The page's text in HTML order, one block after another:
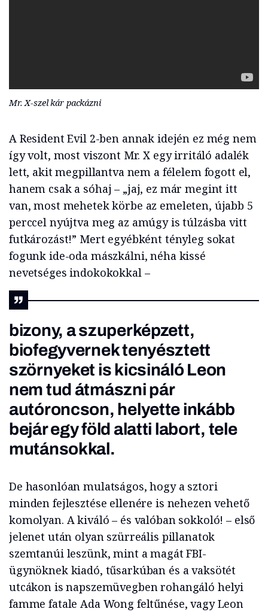
Mr. X-szel kár packázni
A Resident Evil 2-ben annak idején ez még nem
így volt, most viszont Mr. X egy irritáló adalék
lett, akit megpillantva nem a félelem fogott el,
hanem csak a sóhaj – „jaj, ez már megint itt
van, most mehetek körbe az emeleten, újabb 5
perccel nyújtva meg az amúgy is túlzásba vitt
futkározást!” Mert egyébként tényleg sokat
fogunk ide-oda mászkálni, néha kissé
nevetséges indokokokkal –
bizony, a szuperképzett,
biofegyvernek tenyésztett
szörnyeket is kicsináló Leon
nem tud átmászni pár
autóroncson, helyette inkább
bejár egy föld alatti labort, tele
mutánsokkal.
De hasonlóan mulatságos, hogy a sztori
minden fejlesztése ellenére is nehezen vehető
komolyan. A kiváló – és valóban sokkoló! – első
jelenet után olyan szürreális pillanatok
szemtanúi leszünk, mint a magát FBI-
ügynöknek kiadó, tűsarkúban és a vaksötét
utcákon is napszemüvegben rohangáló helyi
famme fatale Ada Wong feltűnése, vagy Leon